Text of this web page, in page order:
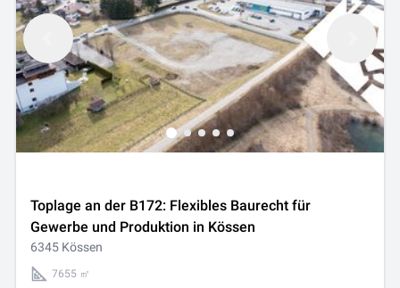
Toplage an der B172: Flexibles Baurecht für
Gewerbe und Produktion in Kössen
6345 Kössen
7655 ㎡